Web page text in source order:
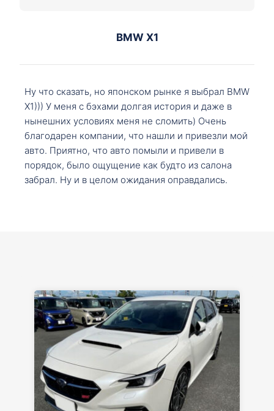
BMW X1
Ну что сказать, но японском рынке я выбрал BMW
X1))) У меня с бэхами долгая история и даже в
нынешних условиях меня не сломить) Очень
благодарен компании, что нашли и привезли мой
авто. Приятно, что авто помыли и привели в
порядок, было ощущение как будто из салона
забрал. Ну и в целом ожидания оправдались.